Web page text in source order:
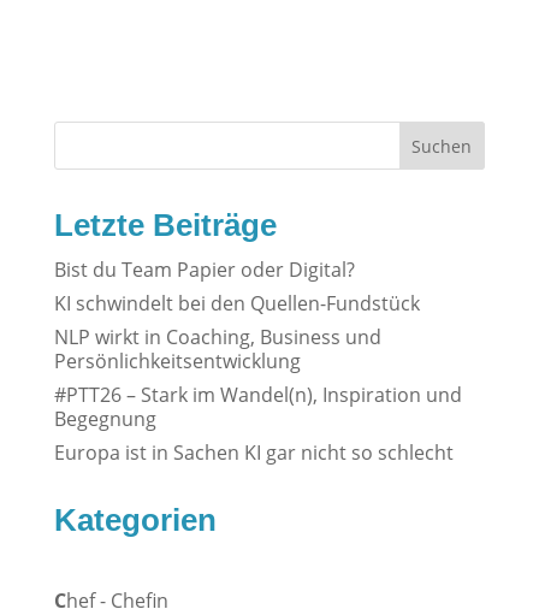
Suchen
Letzte Beiträge
Bist du Team Papier oder Digital?
KI schwindelt bei den Quellen-Fundstück
NLP wirkt in Coaching, Business und
Persönlichkeitsentwicklung
#PTT26 – Stark im Wandel(n), Inspiration und
Begegnung
Europa ist in Sachen KI gar nicht so schlecht
Kategorien
Chef - Chefin